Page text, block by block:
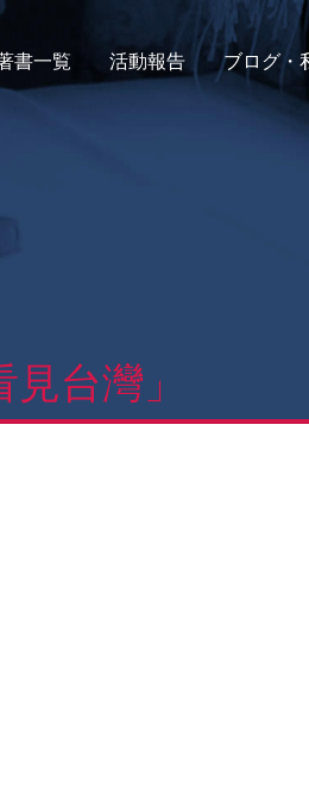
書一覧 活動報告 ブログ・
台灣」